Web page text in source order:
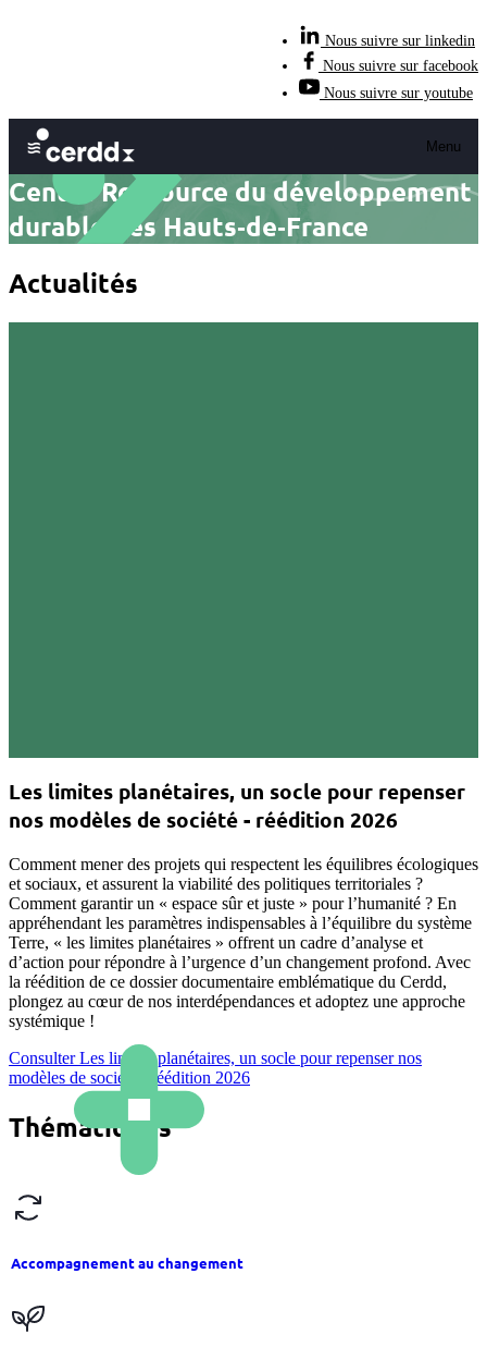
Nous suivre sur linkedin
Nous suivre sur facebook
Nous suivre sur youtube
Menu
Centre Ressource du développement
durable des Hauts‑de‑France
Actualités
Les limites planétaires, un socle pour repenser
nos modèles de société - réédition 2026
Comment mener des projets qui respectent les équilibres écologiques
et sociaux, et assurent la viabilité des politiques territoriales ?
Comment garantir un « espace sûr et juste » pour l’humanité ? En
appréhendant les paramètres indispensables à l’équilibre du système
Terre, « les limites planétaires » offrent un cadre d’analyse et
d’action pour répondre à l’urgence d’un changement profond. Avec
la réédition de ce dossier documentaire emblématique du Cerdd,
plongez au cœur de nos interdépendances et adoptez une approche
systémique !
ConsulterLes limites planétaires, un socle pour repenser nos
modèles de société - réédition 2026
Thématiques
Accompagnement au changement